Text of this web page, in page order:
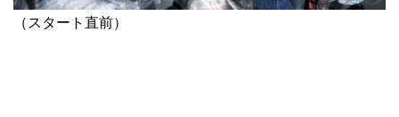
（スタート直前）